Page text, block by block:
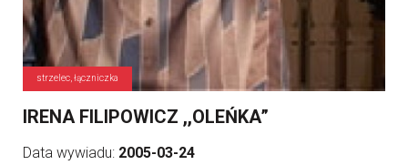
strzelec, łączniczka
IRENA FILIPOWICZ ,,OLEŃKA”
Data wywiadu: 2005-03-24